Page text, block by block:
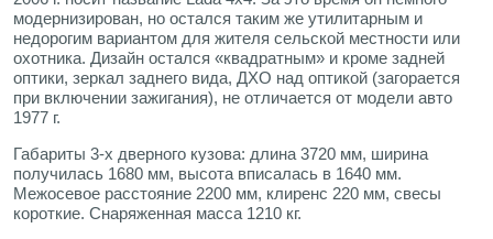
модернизирован, но остался таким же утилитарным и
недорогим вариантом для жителя сельской местности или
охотника. Дизайн остался «квадратным» и кроме задней
оптики, зеркал заднего вида, ДХО над оптикой (загорается
при включении зажигания), не отличается от модели авто
1977 г.
Габариты 3-х дверного кузова: длина 3720 мм, ширина
получилась 1680 мм, высота вписалась в 1640 мм.
Межосевое расстояние 2200 мм, клиренс 220 мм, свесы
короткие. Снаряженная масса 1210 кг.